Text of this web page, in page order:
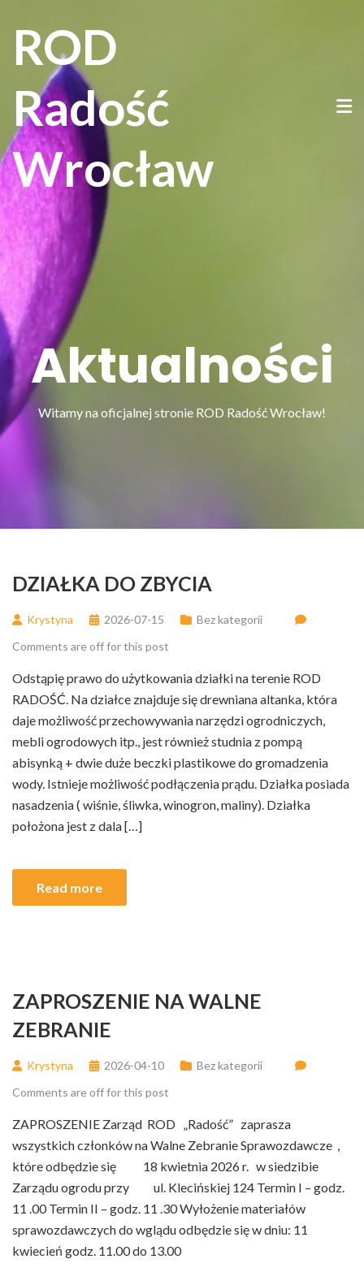
ROD
Radość
Wrocław
Aktualności
Witamy na oficjalnej stronie ROD Radość Wrocław!
DZIAŁKA DO ZBYCIA
Krystyna 2026-07-15
Bez kategorii
Comments are off for this post
Odstąpię prawo do użytkowania działki na terenie ROD
RADOŚĆ. Na działce znajduje się drewniana altanka, która
daje możliwość przechowywania narzędzi ogrodniczych,
mebli ogrodowych itp., jest również studnia z pompą
abisynką + dwie duże beczki plastikowe do gromadzenia
wody. Istnieje możliwość podłączenia prądu. Działka posiada
nasadzenia ( wiśnie, śliwka, winogron, maliny). Działka
położona jest z dala […]
Read more
ZAPROSZENIE NA WALNE
ZEBRANIE
Krystyna 2026-04-10
Bez kategorii
Comments are off for this post
ZAPROSZENIE Zarząd ROD „Radość” zaprasza
wszystkich członków na Walne Zebranie Sprawozdawcze ,
które odbędzie się 18 kwietnia 2026 r. w siedzibie
Zarządu ogrodu przy ul. Klecińskiej 124 Termin I – godz.
11 .00 Termin II – godz. 11 .30 Wyłożenie materiałów
sprawozdawczych do wglądu odbędzie się w dniu: 11
kwiecień godz. 11.00 do 13.00